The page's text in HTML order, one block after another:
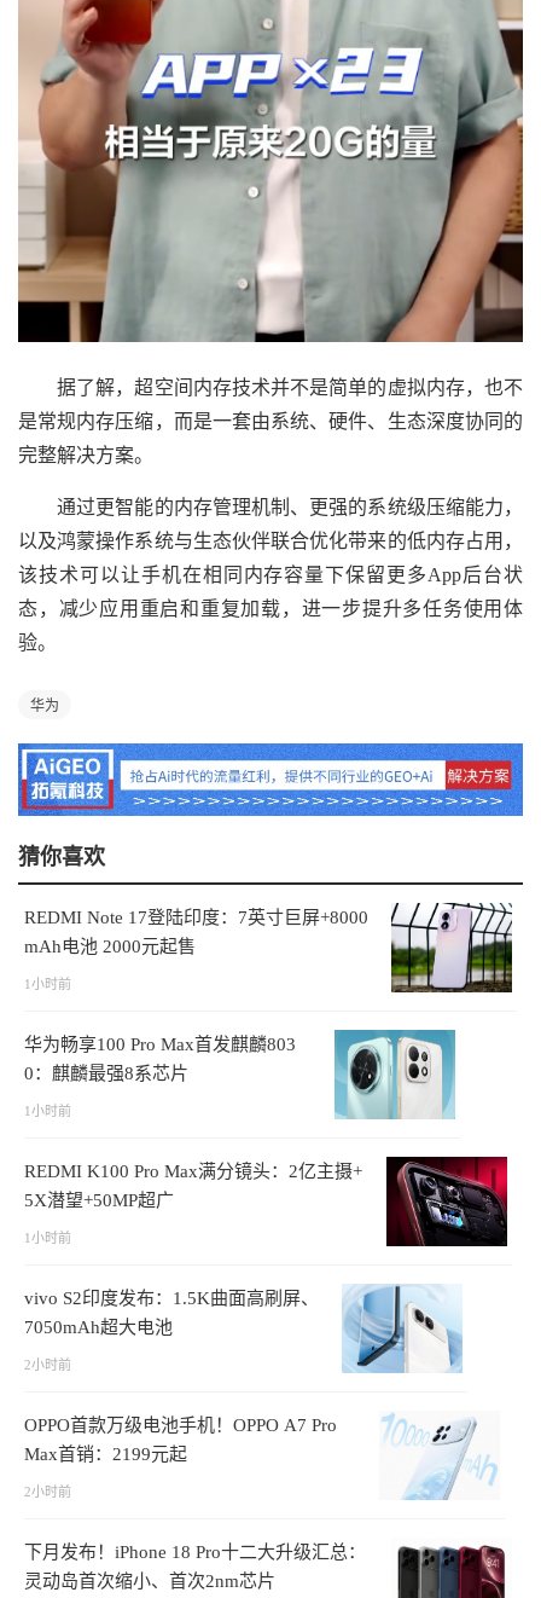
据了解，超空间内存技术并不是简单的虚拟内存，也不
是常规内存压缩，而是一套由系统、硬件、生态深度协同的
完整解决方案。
通过更智能的内存管理机制、更强的系统级压缩能力，
以及鸿蒙操作系统与生态伙伴联合优化带来的低内存占用，
该技术可以让手机在相同内存容量下保留更多App后台状
态，减少应用重启和重复加载，进一步提升多任务使用体
验。
华为
猜你喜欢
REDMI Note 17登陆印度：7英寸巨屏+8000
mAh电池 2000元起售
1小时前
华为畅享100 Pro Max首发麒麟803
0：麒麟最强8系芯片
1小时前
REDMI K100 Pro Max满分镜头：2亿主摄+
5X潜望+50MP超广
1小时前
vivo S2印度发布：1.5K曲面高刷屏、
7050mAh超大电池
2小时前
OPPO首款万级电池手机！OPPO A7 Pro
Max首销：2199元起
2小时前
下月发布！iPhone 18 Pro十二大升级汇总：
灵动岛首次缩小、首次2nm芯片